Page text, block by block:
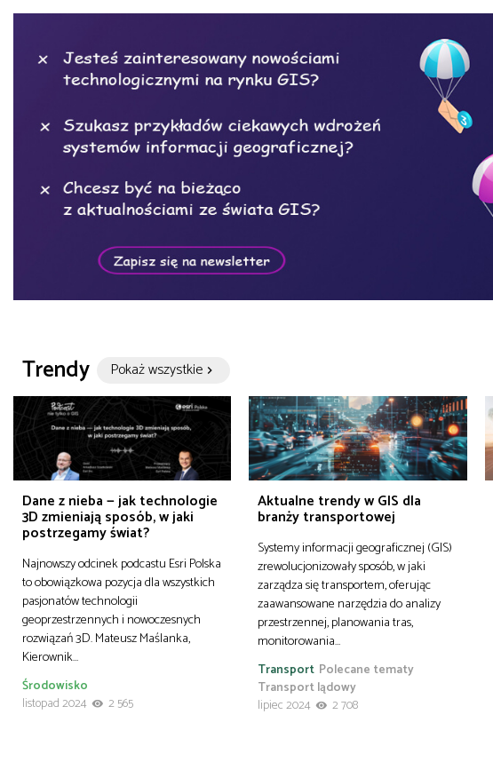
Trendy Pokaż wszystkie
Dane z nieba — jak technologie
3D zmieniają sposób, w jaki
postrzegamy świat?
Najnowszy odcinek podcastu Esri Polska
to obowiązkowa pozycja dla wszystkich
pasjonatów technologii
geoprzestrzennych i nowoczesnych
rozwiązań 3D. Mateusz Maślanka,
Kierownik…
Środowisko
listopad 2024
2 565
Aktualne trendy w GIS dla
branży transportowej
Systemy informacji geograficznej (GIS)
zrewolucjonizowały sposób, w jaki
zarządza się transportem, oferując
zaawansowane narzędzia do analizy
przestrzennej, planowania tras,
monitorowania…
Polecane tematy
Transport
Transport lądowy
lipiec 2024
2 708